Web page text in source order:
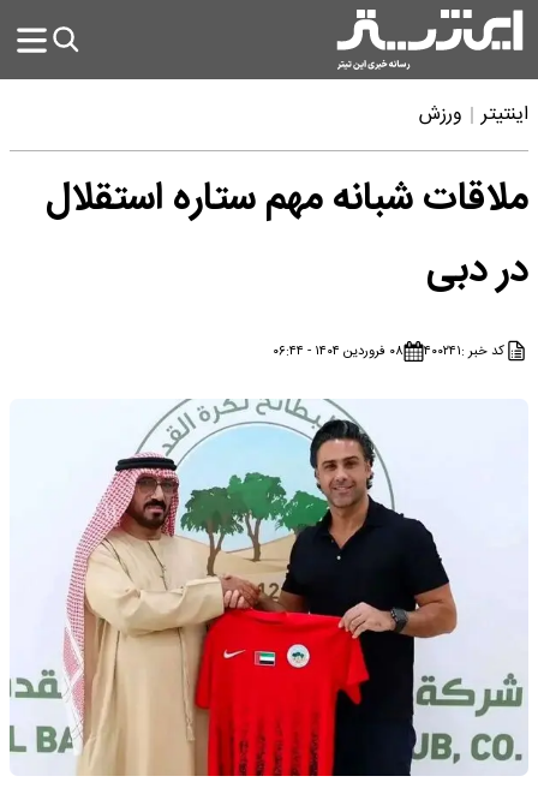
اینتیتر ورزش
ملاقات شبانه مهم ستاره استقلال
در دبی
کد خبر :۴۰۰۲۴۱ ۰۸ فروردین ۱۴۰۴ - ۰۶:۴۴